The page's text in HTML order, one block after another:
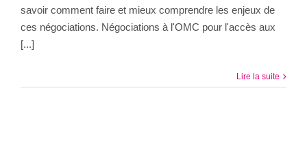
savoir comment faire et mieux comprendre les enjeux de
ces négociations. Négociations à l'OMC pour l'accès aux
[...]
Lire la suite